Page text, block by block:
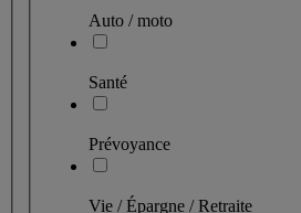
Auto / moto
Santé
Prévoyance
Vie / Épargne / Retraite